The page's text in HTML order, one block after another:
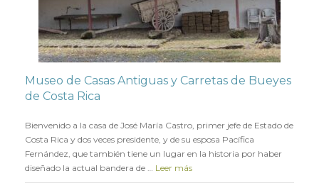
Museo de Casas Antiguas y Carretas de Bueyes
de Costa Rica
Bienvenido a la casa de José María Castro, primer jefe de Estado de
Costa Rica y dos veces presidente, y de su esposa Pacífica
Fernández, que también tiene un lugar en la historia por haber
diseñado la actual bandera de … Leer más